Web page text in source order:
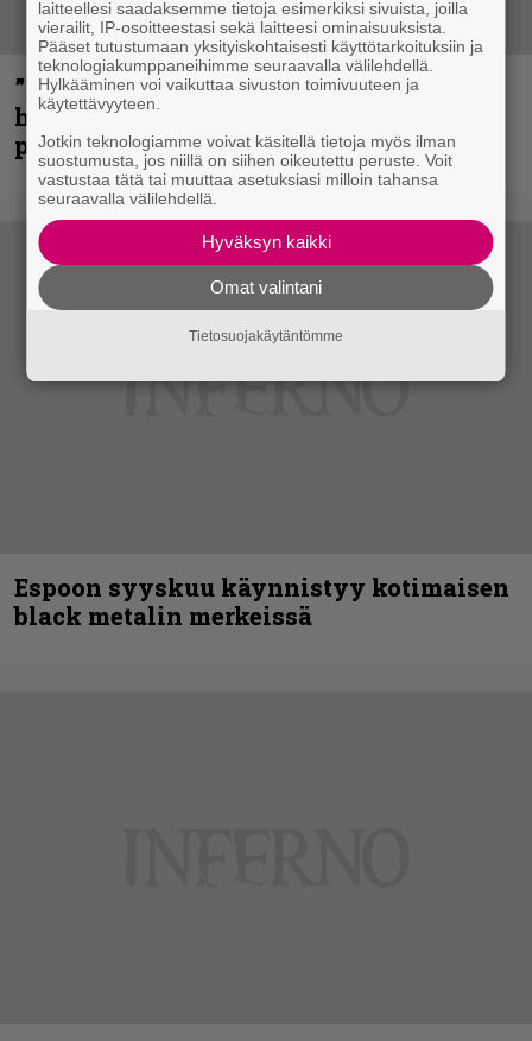
”Mitalini näyttää ihan plektralta” –
huippu-uimari jamittelee Megadethiä
palkinnollaan
Espoon syyskuu käynnistyy kotimaisen
black metalin merkeissä
laitteellesi saadaksemme tietoja esimerkiksi sivuista, joilla
vierailit, IP-osoitteestasi sekä laitteesi ominaisuuksista.
Pääset tutustumaan yksityiskohtaisesti käyttötarkoituksiin ja
teknologiakumppaneihimme seuraavalla välilehdellä.
Hylkääminen voi vaikuttaa sivuston toimivuuteen ja
käytettävyyteen.
Jotkin teknologiamme voivat käsitellä tietoja myös ilman
suostumusta, jos niillä on siihen oikeutettu peruste. Voit
vastustaa tätä tai muuttaa asetuksiasi milloin tahansa
seuraavalla välilehdellä.
Hyväksyn kaikki
Omat valintani
Tietosuojakäytäntömme